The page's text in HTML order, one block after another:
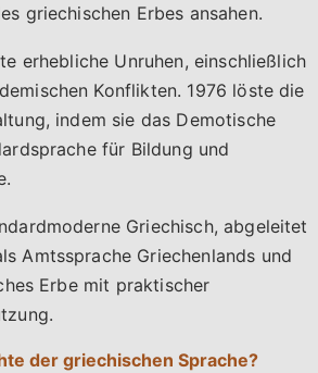
griechischen Erbes ansahen.
erhebliche Unruhen, einschließlich
Konflikten. 1976 löste die
indem sie das Demotische
für Bildung und
Griechisch, abgeleitet
Amtssprache Griechenlands und
Erbe mit praktischer
der griechischen Sprache?